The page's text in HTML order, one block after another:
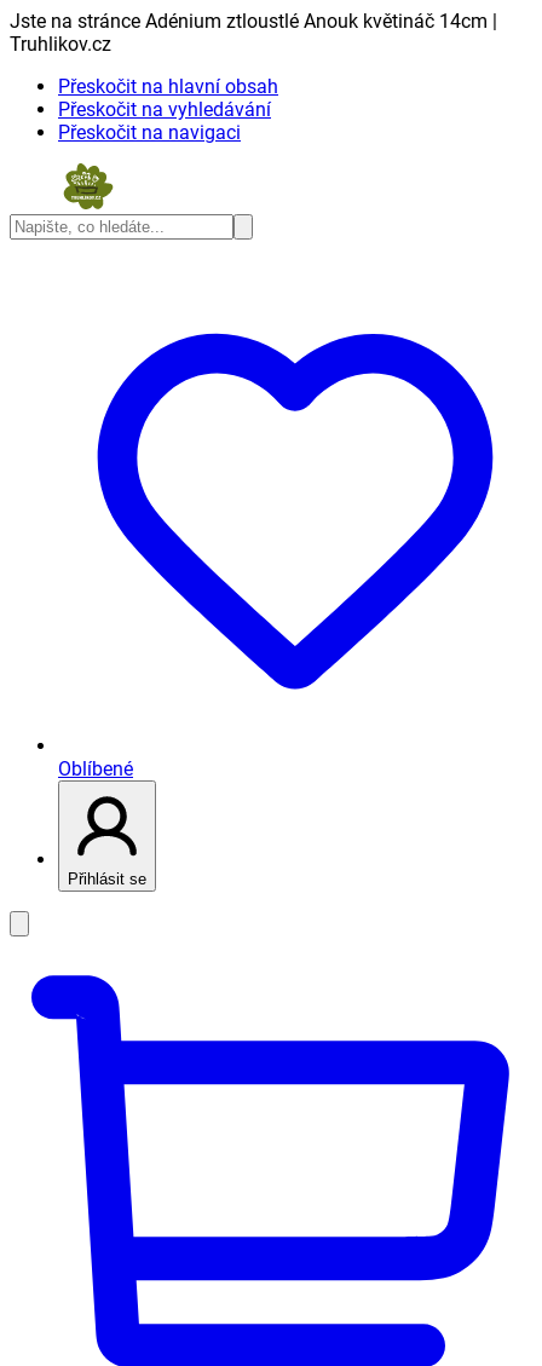
Jste na stránce Adénium ztloustlé Anouk květináč 14cm |
Truhlikov.cz
Přeskočit na hlavní obsah
Přeskočit na vyhledávání
Přeskočit na navigaci
Oblíbené
Přihlásit se